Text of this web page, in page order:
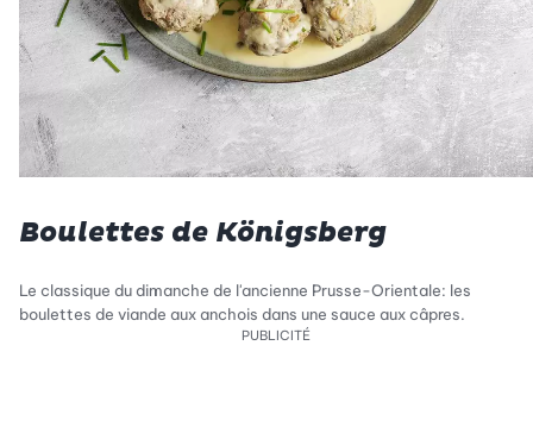
Boulettes de Königsberg
Le classique du dimanche de l'ancienne Prusse-Orientale: les
boulettes de viande aux anchois dans une sauce aux câpres.
PUBLICITÉ